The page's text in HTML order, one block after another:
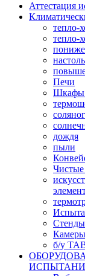
Аттестация
тепло-
тепло-
Печи
Шкафы
дождя
пыли
Камеры
б/у